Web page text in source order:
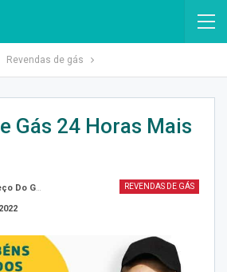
Revendas de gás
Gás 24 Horas Mais
REVENDAS DE GÁS
Do Gás